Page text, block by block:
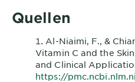
Quellen
Al-Niaimi, F., &
Vitamin C and the
and Clinical
https://